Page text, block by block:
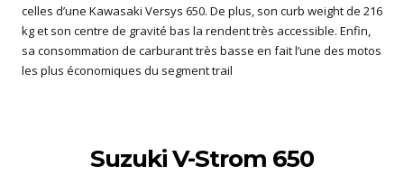
celles d’une Kawasaki Versys 650. De plus, son curb weight de 216
kg et son centre de gravité bas la rendent très accessible. Enfin,
sa consommation de carburant très basse en fait l’une des motos
les plus économiques du segment trail
Suzuki V-Strom 650